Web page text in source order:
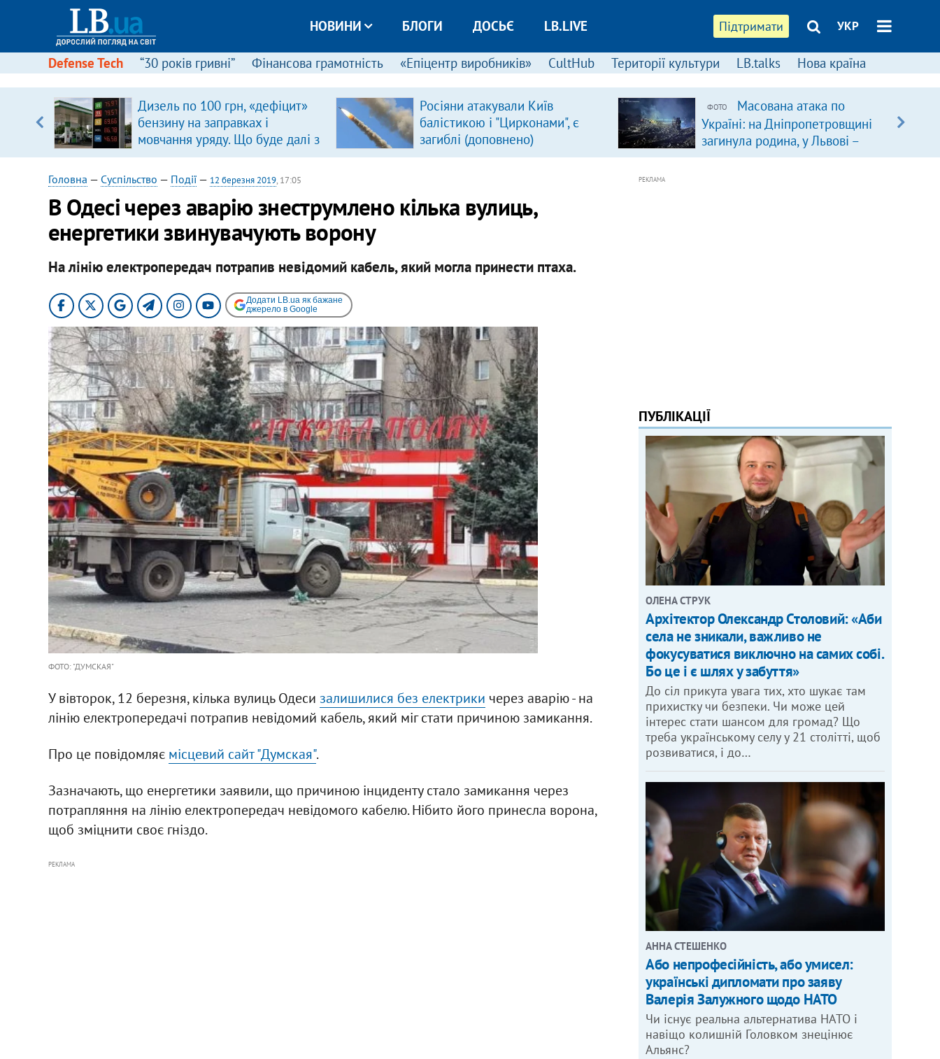
Підтримати УКР
НОВИНИ БЛОГИ ДОСЬЄ LB.LIVE
Defense Tech “30 років гривні” Фінансова грамотність «Епіцентр виробників» CultHub Території культури LB.talks Нова країна
Дизель по 100 грн, «дефіцит»
бензину на заправках і
мовчання уряду. Що буде далі з
цінами на пальне?
Росіяни атакували Київ
балістикою і "Цирконами", є
загиблі (доповнено)
ФОТО
Масована атака по
Україні: на Дніпропетровщині
загинула родина, у Львові –
удар по багатоповерхівках
Головна — Суспільство — Події— 12 березня 2019, 17:05
В Одесі через аварію знеструмлено кілька вулиць,
енергетики звинувачують ворону
На лінію електропередач потрапив невідомий кабель, який могла принести птаха.
Додати LB.ua як бажане
джерело в Google
ФОТО: "ДУМСКАЯ"
У вівторок, 12 березня, кілька вулиць Одеси залишилися без електрики через аварію - на
лінію електропередачі потрапив невідомий кабель, який міг стати причиною замикання.
Про це повідомляє місцевий сайт "Думская".
Зазначають, що енергетики заявили, що причиною інциденту стало замикання через
потрапляння на лінію електропередач невідомого кабелю. Нібито його принесла ворона,
щоб зміцнити своє гніздо.
РЕКЛАМА
РЕКЛАМА
ПУБЛІКАЦІЇ
ОЛЕНА СТРУК
Архітектор Олександр Столовий: «Аби
села не зникали, важливо не
фокусуватися виключно на самих собі.
Бо це і є шлях у забуття»
До сіл прикута увага тих, хто шукає там
прихистку чи безпеки. Чи може цей
інтерес стати шансом для громад? Що
треба українському селу у 21 столітті, щоб
розвиватися, і до…
АННА СТЕШЕНКО
Або непрофесійність, або умисел:
українські дипломати про заяву
Валерія Залужного щодо НАТО
Чи існує реальна альтернатива НАТО і
навіщо колишній Головком знецінює
Альянс?